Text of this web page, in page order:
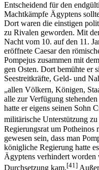
Entscheidend für den
Machtkämpfe Ägyptens
Dort waren die einstigen
zu Rivalen geworden. Mit
Nacht vom 10. auf den 11.
eröffnete Caesar den
Pompejus zusammen mit
gen Osten. Dort bemühte er
Seestreitkräfte, Geld- und
„allen Völkern, Königen,
alle zur Verfügung
hatte er eigens seinen Sohn
militärische Unterstützung zu
Regierungsrat um Potheinos
gewesen sein, dass man
königliche Regierung hatte
Ägyptens verhindert worden
Durchsetzung kam.[41]